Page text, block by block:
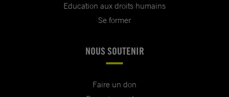
Education aux droits humains
Se former
NOUS SOUTENIR
Faire un don